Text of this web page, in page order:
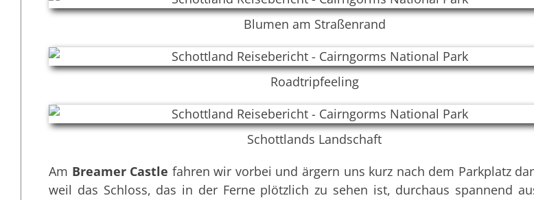
Blumen am Straßenrand
Roadtripfeeling
Schottlands Landschaft
Am Breamer Castle fahren wir vorbei und ärgern uns kurz nach dem Parkplatz
weil das Schloss, das in der Ferne plötzlich zu sehen ist, durchaus spannend